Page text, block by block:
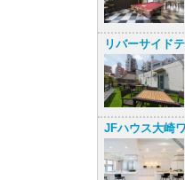
リバーサイド
JFハウス大崎